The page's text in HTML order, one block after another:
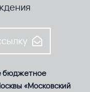
бюджетное
«Московский